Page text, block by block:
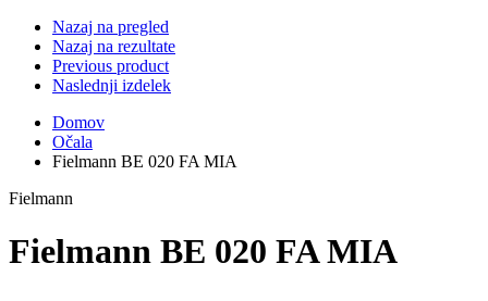
Nazaj na pregled
Nazaj na rezultate
Previous product
Naslednji izdelek
Domov
Očala
Fielmann BE 020 FA MIA
Fielmann
Fielmann BE 020 FA MIA